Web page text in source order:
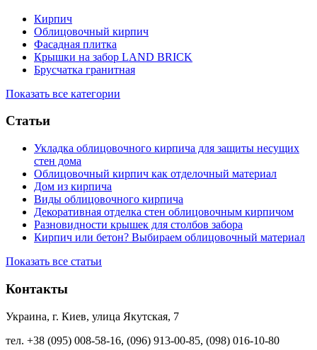
Кирпич
Облицовочный кирпич
Фасадная плитка
Крышки на забор LAND BRICK
Брусчатка гранитная
Показать все категории
Статьи
Укладка облицовочного кирпича для защиты несущих
стен дома
Облицовочный кирпич как отделочный материал
Дом из кирпича
Виды облицовочного кирпича
Декоративная отделка стен облицовочным кирпичом
Разновидности крышек для столбов забора
Кирпич или бетон? Выбираем облицовочный материал
Показать все статьи
Контакты
Украина, г. Киев, улица Якутская, 7
тел. +38 (095) 008-58-16, (096) 913-00-85, (098) 016-10-80